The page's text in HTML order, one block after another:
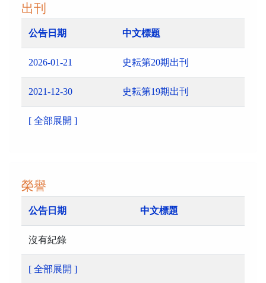
出刊
公告日期 中文標題
2026-01-21 史耘第20期出刊
2021-12-30 史耘第19期出刊
[ 全部展開 ]
榮譽
公告日期 中文標題
沒有紀錄
[ 全部展開 ]